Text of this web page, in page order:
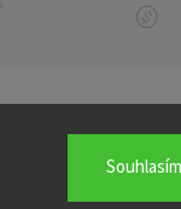
Souhlasím